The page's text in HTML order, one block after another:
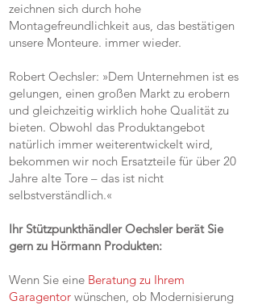
zeichnen sich durch hohe
Montagefreundlichkeit aus, das bestätigen
unsere Monteure. immer wieder.
Robert Oechsler: »Dem Unternehmen ist es
gelungen, einen großen Markt zu erobern
und gleichzeitig wirklich hohe Qualität zu
bieten. Obwohl das Produktangebot
natürlich immer weiterentwickelt wird,
bekommen wir noch Ersatzteile für über 20
Jahre alte Tore – das ist nicht
selbstverständlich.«
Ihr Stützpunkthändler Oechsler berät Sie
gern zu Hörmann Produkten:
Wenn Sie eine Beratung zu Ihrem
Garagentor wünschen, ob Modernisierung